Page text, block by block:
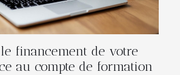
financement de votre
au compte de formation